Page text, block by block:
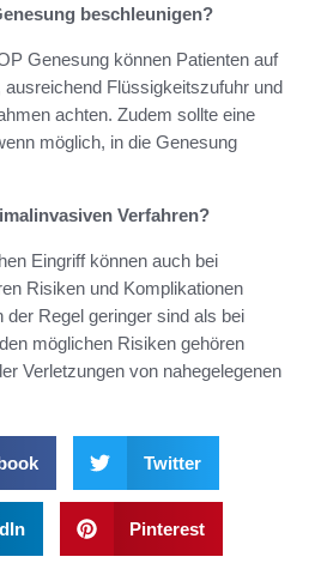
beschleunigen?
Genesung können Patienten auf
Flüssigkeitszufuhr und
achten. Zudem sollte eine
möglich, in die Genesung
Verfahren?
Eingriff können auch bei
Risiken und Komplikationen
der Regel geringer sind als bei
möglichen Risiken gehören
Verletzungen von nahegelegenen
Twitter
Pinterest